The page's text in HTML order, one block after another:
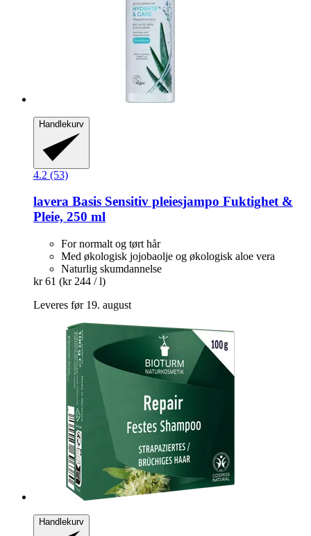
Handlekurv
4.2 (53)
lavera Basis Sensitiv pleiesjampo Fuktighet &
Pleie, 250 ml
For normalt og tørt hår
Med økologisk jojobaolje og økologisk aloe vera
Naturlig skumdannelse
kr 61 (kr 244 / l)
Leveres før 19. august
Handlekurv